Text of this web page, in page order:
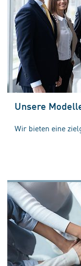
Unsere
Wir bieten eine